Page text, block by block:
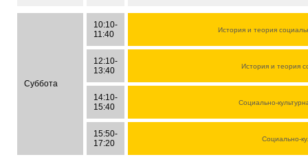
Суббота
10:10-
11:40
История и теория
12:10-
13:40
История и теория
14:10-
15:40
Социально-
15:50-
17:20
Социально-